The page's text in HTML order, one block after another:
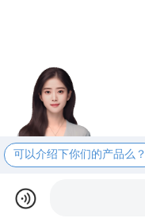
可以介绍下你们的产品么？